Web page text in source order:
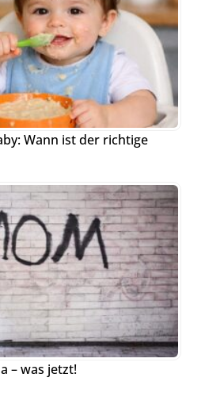
Wann ist der richtige
– was jetzt!